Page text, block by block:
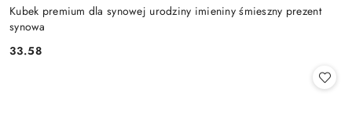
Kubek premium dla synowej urodziny imieniny śmieszny prezent
synowa
Cena:
33.58